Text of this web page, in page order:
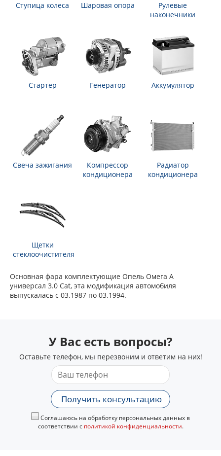
Ступица колеса Шаровая опора
Рулевые
наконечники
Стартер Генератор Аккумулятор
Свеча зажигания
Компрессор
кондиционера
Радиатор
кондиционера
Щетки
стеклоочистителя
Основная фара комплектующие Опель Омега А
универсал 3.0 Cat, эта модификация автомобиля
выпускалась с 03.1987 по 03.1994.
У Вас есть вопросы?
Оставьте телефон, мы перезвоним и ответим на них!
Получить консультацию
Соглашаюсь на обработку персональных данных в
соответствии с политикой конфиденциальности.